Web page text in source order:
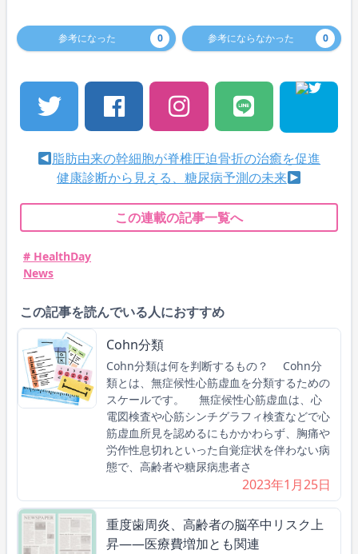
参考になった 0 参考にならなかった 0
脂肪由来の幹細胞が脊椎圧迫骨折の治癒を促進
健康診断から見える、糖尿病予測の未来
この連載の記事一覧へ
# HealthDay
News
この記事を読んでいる人におすすめ
Cohn分類
Cohn分類は何を判断するもの？ Cohn分
類とは、無症候性心筋虚血を分類するための
スケールです。 無症候性心筋虚血は、心
電図検査や心筋シンチグラフィ検査などで心
筋虚血所見を認めるにもかかわらず、胸痛や
労作性息切れといった自覚症状を伴わない病
態で、高齢者や糖尿病患者さ
2023年1月25日
重度歯周炎、高齢者の脳卒中リスク上
昇――医療費増加とも関連